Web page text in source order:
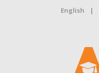
English |